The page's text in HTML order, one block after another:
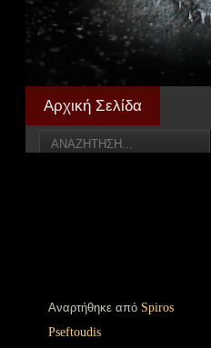
Αρχική Σελίδα
Αναρτήθηκε από Spiros
Pseftoudis